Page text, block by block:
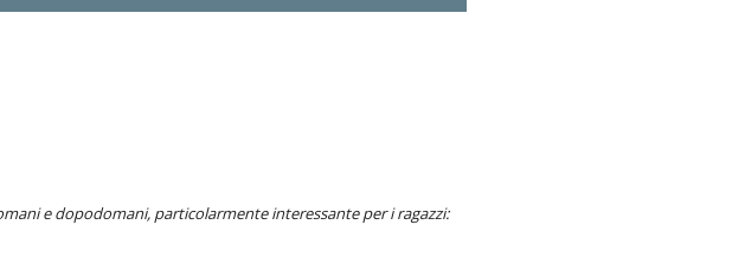
e dopodomani, particolarmente interessante per i ragazzi: